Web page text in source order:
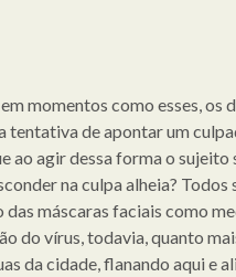
momentos como esses, os
tentativa de apontar um
ao agir dessa forma o sujeito
na culpa alheia? Todos
máscaras faciais como
do vírus, todavia, quanto
da cidade, flanando aqui e